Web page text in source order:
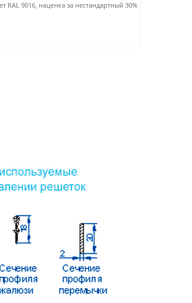
RAL 9016, наценка за нестандартный 30%